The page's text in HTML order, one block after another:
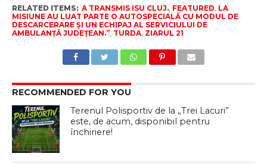
RELATED ITEMS: A TRANSMIS ISU CLUJ., FEATURED, LA
MISIUNE AU LUAT PARTE O AUTOSPECIALĂ CU MODUL DE
DESCARCERARE ȘI UN ECHIPAJ AL SERVICIULUI DE
AMBULANȚĂ JUDEȚEAN.”, TURDA, ZIARUL 21
RECOMMENDED FOR YOU
Terenul Polisportiv de la „Trei Lacuri”
este, de acum, disponibil pentru
închiriere!